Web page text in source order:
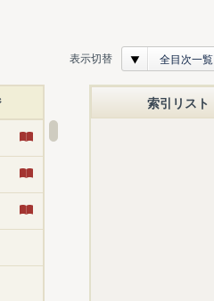
表示切替 全目次一覧
索引リスト